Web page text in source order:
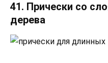
41. Прически со
дерева